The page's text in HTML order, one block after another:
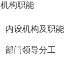
机构职能
内设机构及职能
部门领导分工